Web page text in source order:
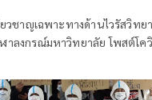
วชาญเฉพาะทางด้านไวรัสวิท
ลงกรณ์มหาวิทยาลัย โพสต์โค